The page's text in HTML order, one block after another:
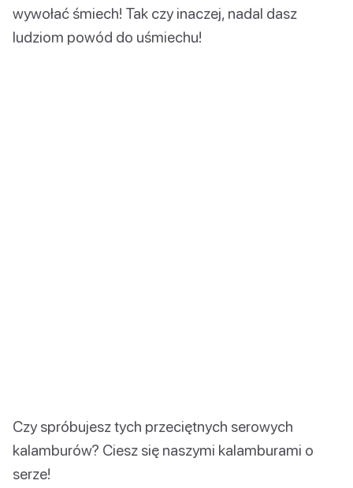
wywołać śmiech! Tak czy inaczej, nadal dasz
ludziom powód do uśmiechu!
Czy spróbujesz tych przeciętnych serowych
kalamburów? Ciesz się naszymi kalamburami o
serze!